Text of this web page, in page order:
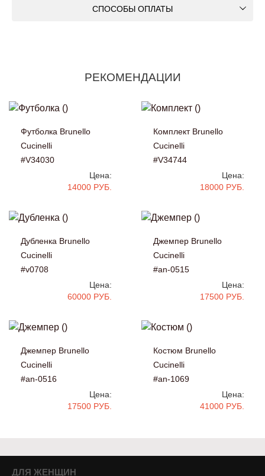
СПОСОБЫ ОПЛАТЫ
РЕКОМЕНДАЦИИ
Футболка Brunello
Cucinelli
#V34030
Цена:
14000 РУБ.
Комплект Brunello
Cucinelli
#V34744
Цена:
18000 РУБ.
Дубленка Brunello
Cucinelli
#v0708
Цена:
60000 РУБ.
Джемпер Brunello
Cucinelli
#an-0515
Цена:
17500 РУБ.
Джемпер Brunello
Cucinelli
#an-0516
Цена:
17500 РУБ.
Костюм Brunello
Cucinelli
#an-1069
Цена:
41000 РУБ.
ДЛЯ ЖЕНЩИН